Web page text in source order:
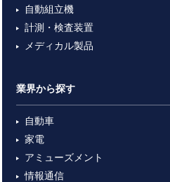
自動組立機
計測・検査装置
メディカル製品
業界から探す
自動車
家電
アミューズメント
情報通信